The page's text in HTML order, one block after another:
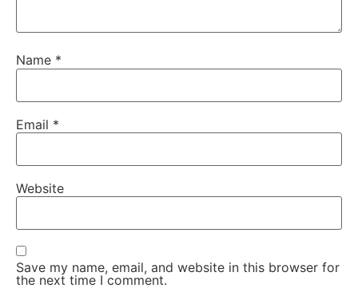
Name *
Email *
Website
Save my name, email, and website in this browser for
the next time I comment.